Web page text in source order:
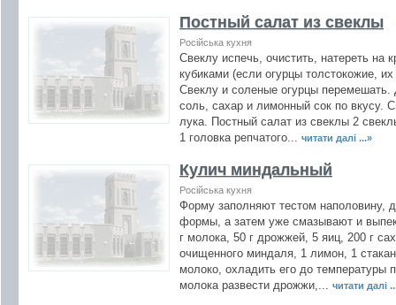
Постный салат из свеклы
Російська кухня
Свеклу испечь, очистить, натереть на
кубиками (если огурцы толстокожие,
Свеклу и соленые огурцы перемешать.
соль, сахар и лимонный сок по вкусу.
лука. Постный салат из свеклы 2
1 головка репчатого...
читати далі ...»
Кулич миндальный
Російська кухня
Форму заполняют тестом наполовину,
формы, а затем уже смазывают и
г молока, 50 г дрожжей, 5 яиц, 200 г
очищенного миндаля, 1 лимон, 1
молоко, охладить его до температуры
молока развести дрожжи,...
читати далі